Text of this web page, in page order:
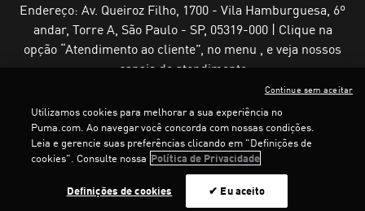
Endereço: Av. Queiroz Filho, 1700 - Vila Hamburguesa, 6º
andar, Torre A, São Paulo - SP, 05319-000 | Clique na
opção “Atendimento ao cliente”, no menu , e veja nossos
canais de atendimento
Termos e Condições de UsoPolítica de Privacidade
Configurador de cookies
PUMA, 2025. Todos os direitos reservados
Utilizamos cookies para melhorar a sua experiência no
Puma.com. Ao navegar você concorda com nossas condições.
Leia e gerencie suas preferências clicando em "Definições de
cookies". Consulte nossa Política de Privacidade
Definições de cookies ✔ Eu aceito
Continue sem aceitar